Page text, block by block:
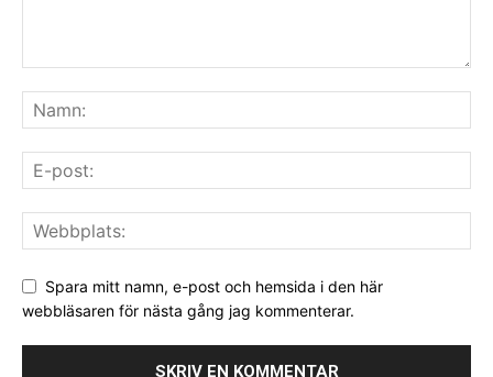
Spara mitt namn, e-post och hemsida i den här
webbläsaren för nästa gång jag kommenterar.